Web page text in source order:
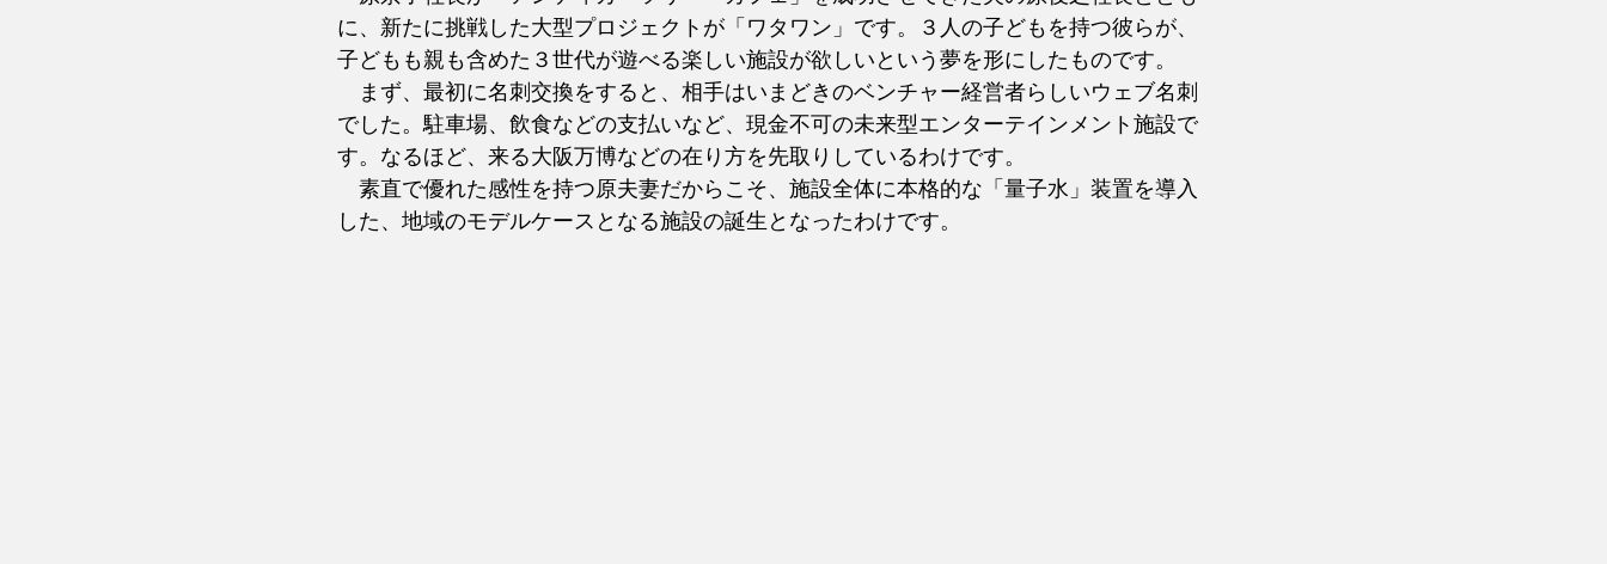
に、新たに挑戦した大型プロジェクトが「ワタワン」です。３人の子どもを持つ彼らが、
子どもも親も含めた３世代が遊べる楽しい施設が欲しいという夢を形にしたものです。
まず、最初に名刺交換をすると、相手はいまどきのベンチャー経営者らしいウェブ名刺
でした。駐車場、飲食などの支払いなど、現金不可の未来型エンターテインメント施設で
す。なるほど、来る大阪万博などの在り方を先取りしているわけです。
素直で優れた感性を持つ原夫妻だからこそ、施設全体に本格的な「量子水」装置を導入
した、地域のモデルケースとなる施設の誕生となったわけです。